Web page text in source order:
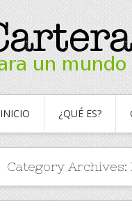
INICIO ¿QUÉ ES?
Category Archives: